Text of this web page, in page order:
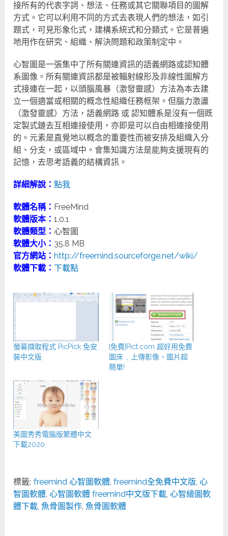
接所有的代表字詞、想法、任務或其它關聯項目的圖解
方式。它可以利用不同的方式去表現人們的想法，如引
題式，可見形象化式，建構系統式和分類式。它是普遍
地用作在研究、組織、解決問題和政策制定中。
心智圖是一張集中了所有關連資訊的語義網路或認知體
系圖像。所有關連資訊都是被輻射線形及非線性圖解方
式接連在一起，以頭腦風暴（激發靈感）方法為本去建
立一個適當或相關的概念性組織任務框架。但腦力激盪
（激發靈感）方法，語義網路 或 認知體系是沒有一個既
定製式鏈去互相連接使用，亦即是可以自由相連接使用
的。元素是直覺地以概念的重要性而被安排及組織入分
組、分支，或區域中。會集知識方法是能夠支援現有的
記憶，去思考語義的結構資訊。
詳細解說：點我
軟體名稱： FreeMind
軟體版本：1.0.1
軟體類型： 心智圖
軟體大小： 35.8 MB
官方網站： http://freemind.sourceforge.net/wiki/
軟體下載：下載點
螢幕擷取程式 PicPick 免安
裝中文版
[免費]Pict.com 超好用免費
圖床 … 上傳影像、圖片超
簡單!
美圖秀秀電腦版繁體中文
下載2020
標籤: freemind 心智圖軟體,freemind全免費中文版,心
智圖軟體,心智圖軟體 freemind中文版下載,心智繪圖軟
體下載, 魚骨圖製作, 魚骨圖軟體